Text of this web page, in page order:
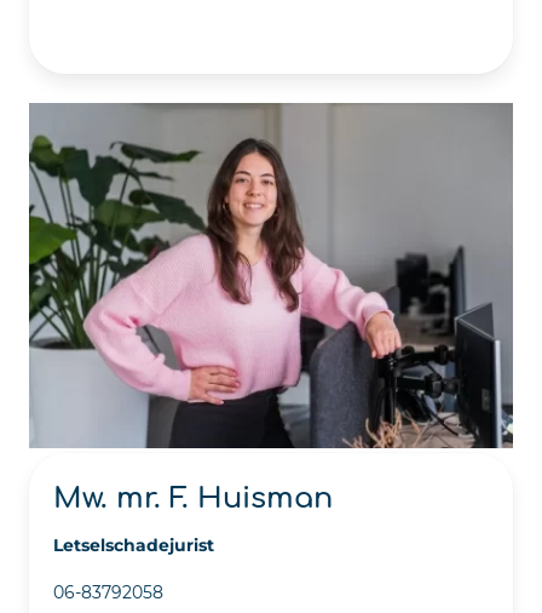
Mw. mr. F. Huisman
Letselschadejurist
06-83792058